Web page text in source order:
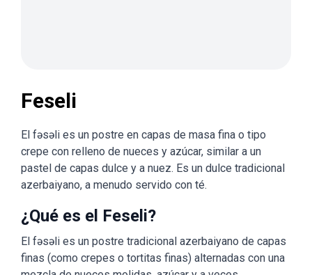
Feseli
El fəsəli es un postre en capas de masa fina o tipo
crepe con relleno de nueces y azúcar, similar a un
pastel de capas dulce y a nuez. Es un dulce tradicional
azerbaiyano, a menudo servido con té.
¿Qué es el Feseli?
El fəsəli es un postre tradicional azerbaiyano de capas
finas (como crepes o tortitas finas) alternadas con una